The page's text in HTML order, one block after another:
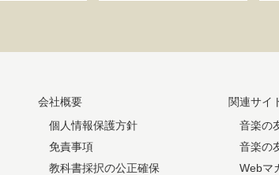
会社概要
個人情報保護方針
免責事項
教科書採択の公正確保
関連サイ
音楽の
音楽の
Webマ